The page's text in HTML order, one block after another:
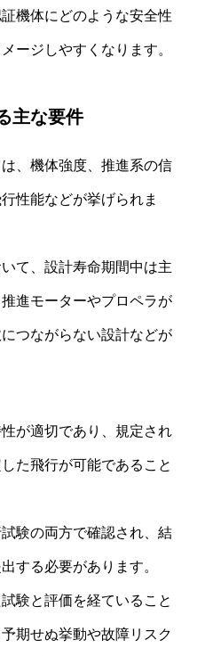
機体にどのような安全性
ージしやすくなります。
主な要件
、機体強度、推進系の信
性能などが挙げられま
て、設計寿命期間中は主
進モーターやプロペラが
つながらない設計などが
が適切であり、規定され
た飛行が可能であること
験の両方で確認され、結
する必要があります。
験と評価を経ていること
期せぬ挙動や故障リスク